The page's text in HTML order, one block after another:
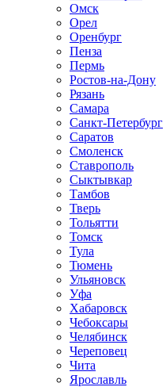
Омск
Орел
Оренбург
Пенза
Пермь
Ростов-на-Дону
Рязань
Самара
Санкт-Петербург
Саратов
Смоленск
Ставрополь
Сыктывкар
Тамбов
Тверь
Тольятти
Томск
Тула
Тюмень
Ульяновск
Уфа
Хабаровск
Чебоксары
Челябинск
Череповец
Чита
Ярославль